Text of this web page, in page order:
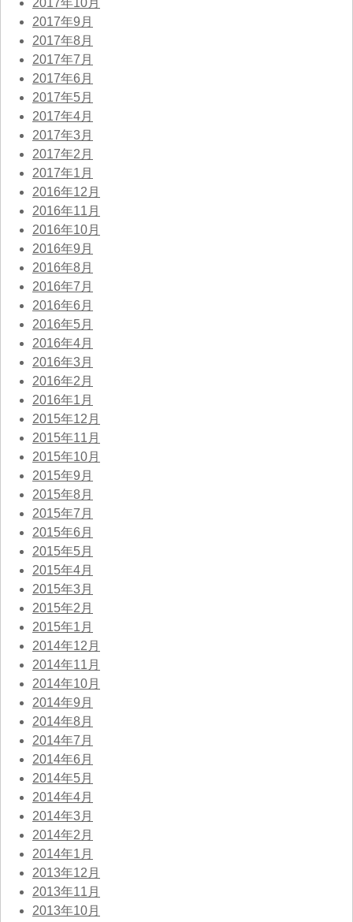
2017年10月
2017年9月
2017年8月
2017年7月
2017年6月
2017年5月
2017年4月
2017年3月
2017年2月
2017年1月
2016年12月
2016年11月
2016年10月
2016年9月
2016年8月
2016年7月
2016年6月
2016年5月
2016年4月
2016年3月
2016年2月
2016年1月
2015年12月
2015年11月
2015年10月
2015年9月
2015年8月
2015年7月
2015年6月
2015年5月
2015年4月
2015年3月
2015年2月
2015年1月
2014年12月
2014年11月
2014年10月
2014年9月
2014年8月
2014年7月
2014年6月
2014年5月
2014年4月
2014年3月
2014年2月
2014年1月
2013年12月
2013年11月
2013年10月